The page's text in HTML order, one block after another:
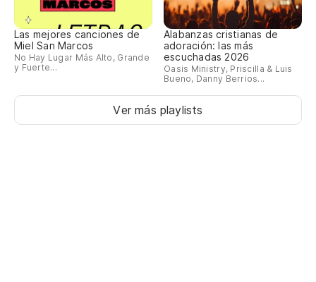
Las mejores canciones de
Miel San Marcos
No Hay Lugar Más Alto, Grande
y Fuerte...
Alabanzas cristianas de
adoración: las más
escuchadas 2026
Oasis Ministry, Priscilla & Luis
Bueno, Danny Berrios...
Ver más playlists